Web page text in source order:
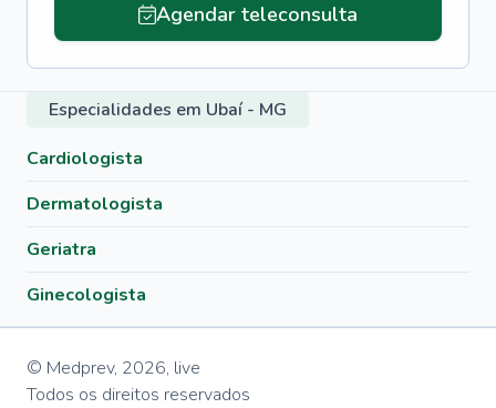
Agendar teleconsulta
Especialidades em Ubaí - MG
Cardiologista
Dermatologista
Geriatra
Ginecologista
© Medprev, 2026, live
Todos os direitos reservados